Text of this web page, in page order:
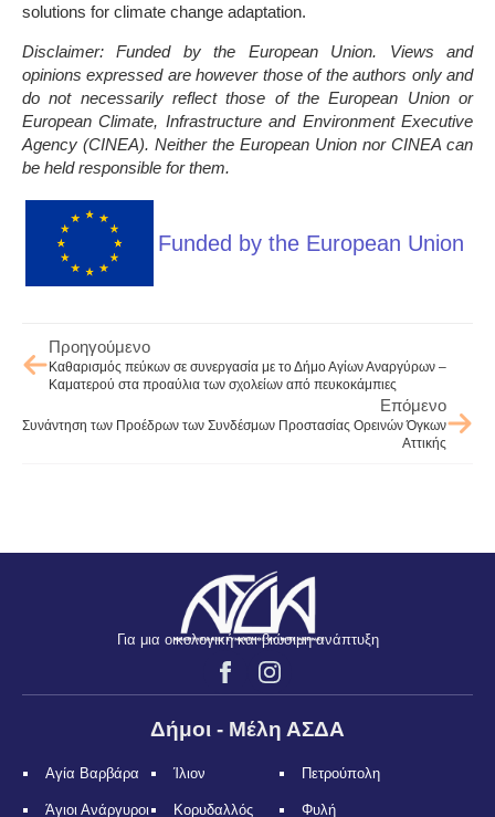
solutions for climate change adaptation.
Disclaimer: Funded by the European Union. Views and
opinions expressed are however those of the authors only and
do not necessarily reflect those of the European Union or
European Climate, Infrastructure and Environment Executive
Agency (CINEA). Neither the European Union nor CINEA can
be held responsible for them.
Funded by the European Union
Προηγούμενο
Καθαρισμός πεύκων σε συνεργασία με το Δήμο Αγίων Αναργύρων –
Καματερού στα προαύλια των σχολείων από πευκοκάμπιες
Επόμενο
Συνάντηση των Προέδρων των Συνδέσμων Προστασίας Ορεινών Όγκων
Αττικής
Για μια οικολογική και βιώσιμη ανάπτυξη
Δήμοι - Μέλη ΑΣΔΑ
Αγία Βαρβάρα
Άγιοι Ανάργυροι
Ίλιον
Κορυδαλλός
Πετρούπολη
Φυλή